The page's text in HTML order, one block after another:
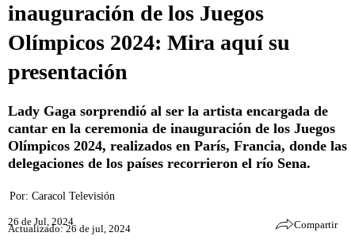
inauguración de los Juegos
Olímpicos 2024: Mira aquí su
presentación
Lady Gaga sorprendió al ser la artista encargada de
cantar en la ceremonia de inauguración de los Juegos
Olímpicos 2024, realizados en París, Francia, donde las
delegaciones de los países recorrieron el río Sena.
Por: Caracol Televisión
26 de Jul, 2024
Actualizado: 26 de jul, 2024 Compartir